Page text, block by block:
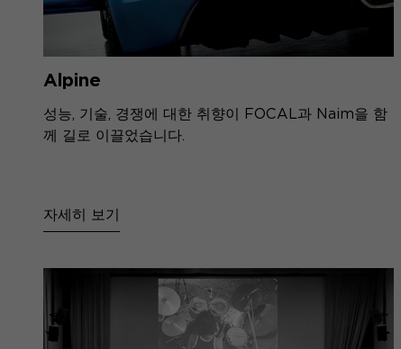
Alpine
성능, 기술, 경쟁에 대한 취향이 FOCAL과 Naim을 함
께 길로 이끌었습니다.
자세히 보기